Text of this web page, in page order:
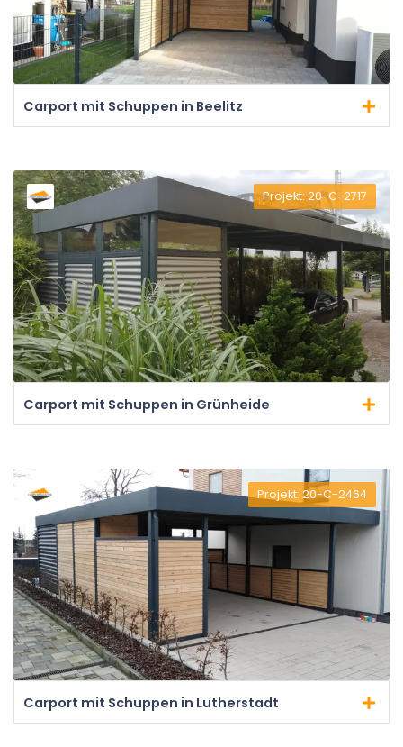
Carport mit Schuppen in Beelitz
Projekt: 20-C-2717
Carport mit Schuppen in Grünheide
Projekt: 20-C-2464
Carport mit Schuppen in Lutherstadt